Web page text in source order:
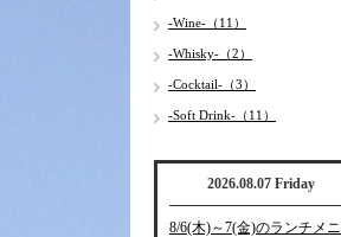
-Wine-（11）
-Whisky-（2）
-Cocktail-（3）
-Soft Drink-（11）
2026.08.07 Friday
8/6(木)～7(金)のランチメニ